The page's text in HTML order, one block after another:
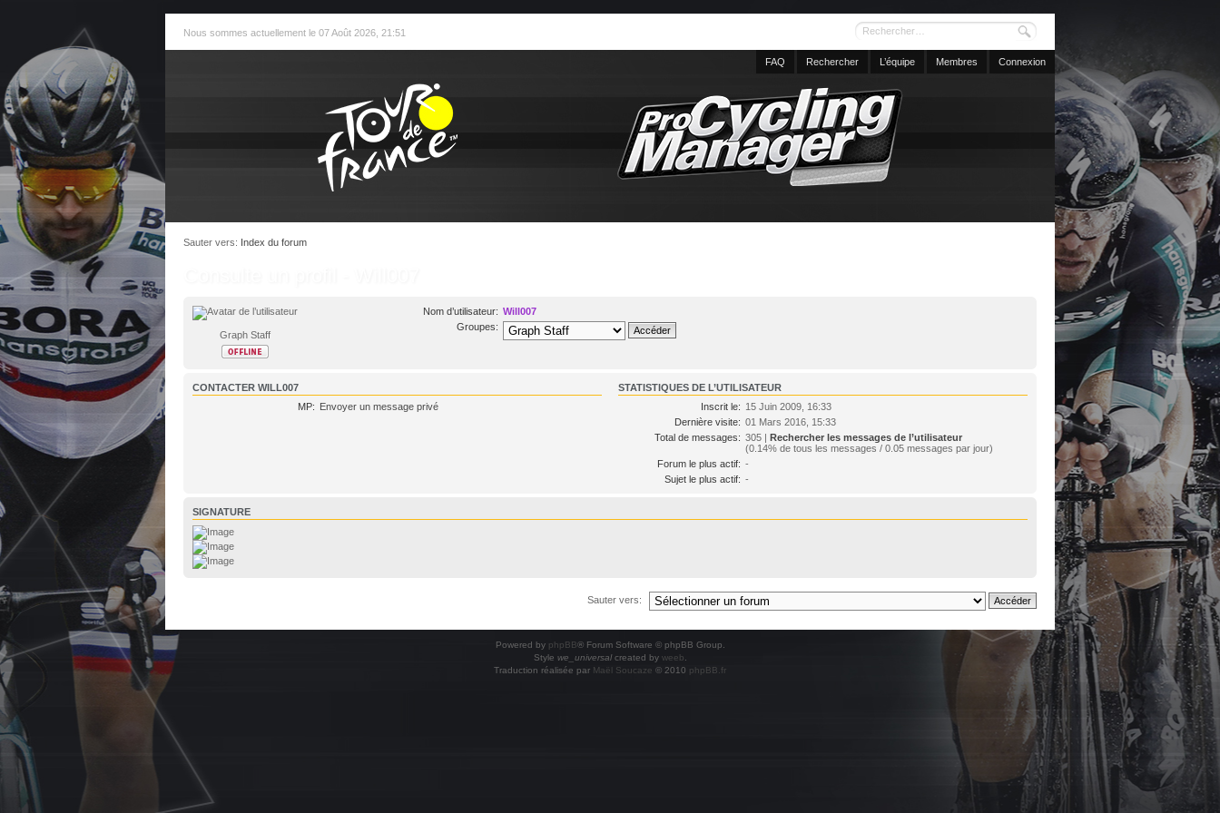
Nous sommes actuellement le 07 Août 2026, 21:51
FAQ Rechercher L’équipe Membres Connexion
Sauter vers: Index du forum
Graph Staff
Nom d’utilisateur: Will007
Groupes:
CONTACTER WILL007
MP: Envoyer un message privé
STATISTIQUES DE L’UTILISATEUR
Inscrit le: 15 Juin 2009, 16:33
Dernière visite: 01 Mars 2016, 15:33
Total de messages: 305 |Rechercher les messages de l’utilisateur
(0.14% de tous les messages / 0.05 messages par jour)
Forum le plus actif: -
Sujet le plus actif: -
SIGNATURE
Sauter vers:
Powered by phpBB® Forum Software © phpBB Group.
Style we_universalcreated by weeb
Traduction réalisée par Maël Soucaze © 2010 phpBB.fr